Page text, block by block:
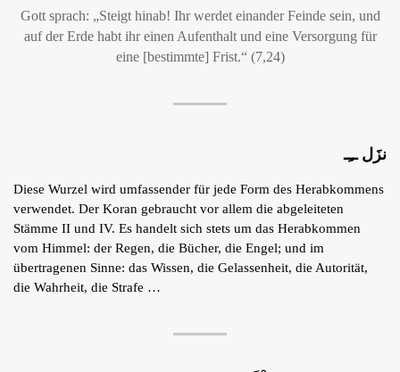
Gott sprach: „Steigt hinab! Ihr werdet einander Feinde sein, und
auf der Erde habt ihr einen Aufenthalt und eine Versorgung für
eine [bestimmte] Frist.“ (7,24)
نزَل ــِـ
Diese Wurzel wird umfassender für jede Form des Herabkommens
verwendet. Der Koran gebraucht vor allem die abgeleiteten
Stämme II und IV. Es handelt sich stets um das Herabkommen
vom Himmel: der Regen, die Bücher, die Engel; und im
übertragenen Sinne: das Wissen, die Gelassenheit, die Autorität,
die Wahrheit, die Strafe …